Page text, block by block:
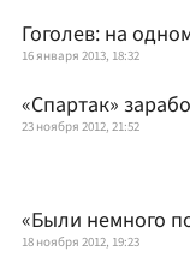
Гоголев: на
16 января 2013, 18:32
«Спартак»
23 ноября 2012, 21:52
«Были немного
18 ноября 2012, 19:23